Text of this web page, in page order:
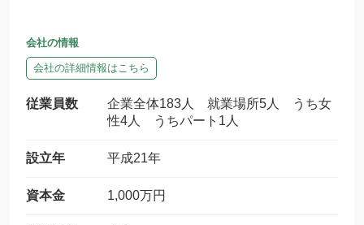
会社の情報
会社の詳細情報はこちら
従業員数
企業全体183人 就業場所5人 うち女
性4人 うちパート1人
設立年 平成21年
資本金 1,000万円